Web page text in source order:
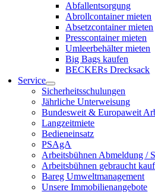
Abfallentsorgung
Abrollcontainer mieten
Absetzcontainer mieten
Presscontainer mieten
Umleerbehälter mieten
Big Bags kaufen
BECKERs Drecksack
Service
Sicherheitsschulungen
Jährliche Unterweisung
Bundesweit & Europaweit
Langzeitmiete
Bedieneinsatz
PSAgA
Arbeitsbühnen Abmeldung /
Arbeitsbühnen gebraucht
Bareg Umweltmanagement
Unsere Immobilienangebote